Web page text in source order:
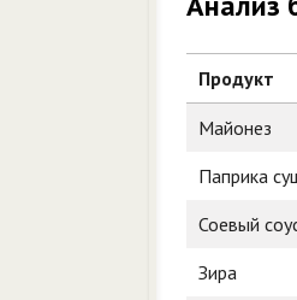
Продукт
Майонез
Паприка
Соевый
Зира